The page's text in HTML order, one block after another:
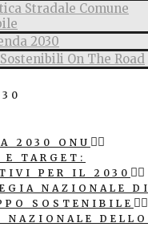
Stradale Comune
2030
On The Road
2030 ONU
E TARGET:
PER IL 2030
NAZIONALE DI
SOSTENIBILE
NAZIONALE DELLO